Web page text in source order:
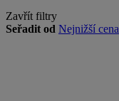
Zavřít filtry
Seřadit od Nejnižší cena